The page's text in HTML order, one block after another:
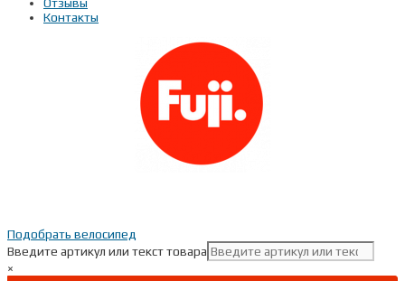
Контакты
Подобрать велосипед
Введите артикул или текст товара
×